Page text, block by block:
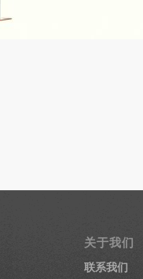
关于我们
联系我们